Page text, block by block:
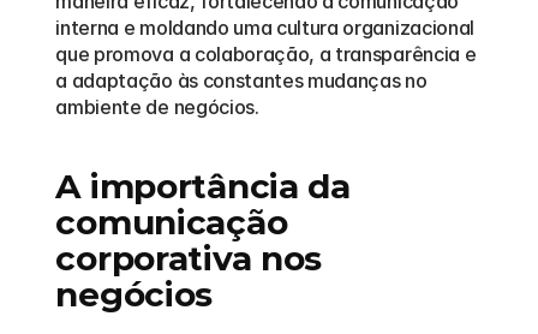
interna e moldando uma cultura organizacional
que promova a colaboração, a transparência e
a adaptação às constantes mudanças no
ambiente de negócios.
A importância da
comunicação
corporativa nos
negócios